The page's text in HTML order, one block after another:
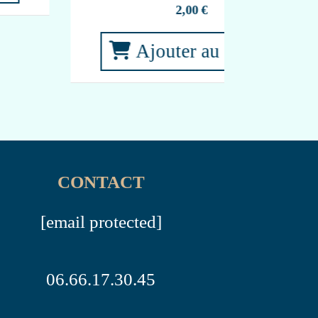
CONTACT
[email protected]
06.66.17.30.45